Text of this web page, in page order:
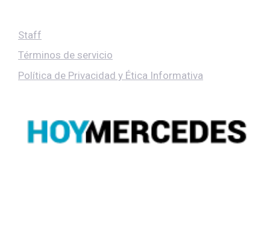
Staff
Términos de servicio
Política de Privacidad y Ética Informativa